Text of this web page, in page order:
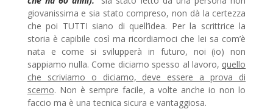
giovanissima e sia stato compreso, non dà la certezza
che poi TUTTI siano di quell’idea. Per la scrittrice la
storia è capibile così ma ricordiamoci che lei sa com’è
nata e come si svilupperà in futuro, noi (io) non
sappiamo nulla. Come diciamo spesso al lavoro, quello
che scriviamo o diciamo, deve essere a prova di
scemo. Non è sempre facile, a volte anche io non lo
faccio ma è una tecnica sicura e vantaggiosa.